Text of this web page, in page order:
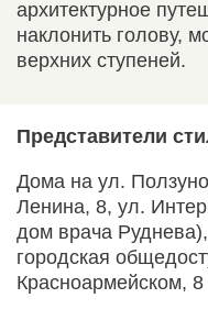
архитектурное
наклонить голову,
верхних ступеней.
Представители
Дома на ул.
Ленина, 8, ул.
дом врача
городская
Красноармейском, 8